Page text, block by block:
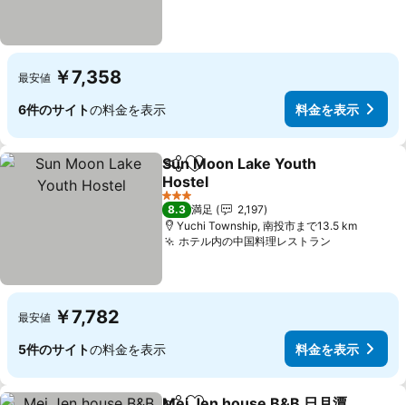
最安値 ￥7,358
6件のサイトの料金を表示 料金を表示
シェアお気に入りに追加
Sun Moon Lake Youth
Hostel
料金を表示
3 ホテルのランク
8.3 満足
2,197
Yuchi Township, 南投市まで13.5 km
ホテル内の中国料理レストラン
最安値 ￥7,782
5件のサイトの料金を表示 料金を表示